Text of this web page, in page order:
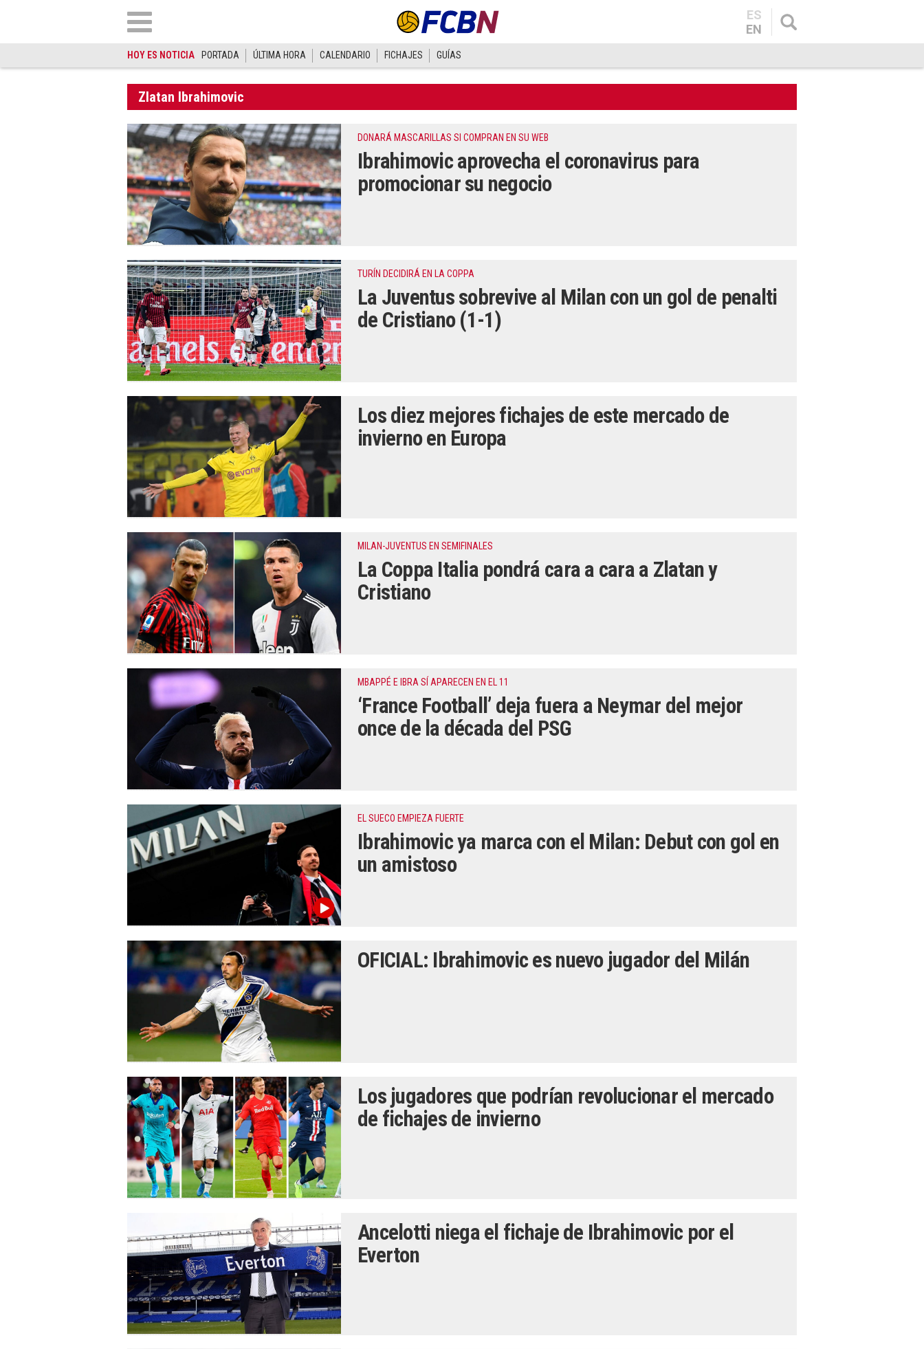
ES
EN
HOY ES NOTICIA PORTADA ÚLTIMA HORA CALENDARIO FICHAJES GUÍAS
Zlatan Ibrahimovic
DONARÁ MASCARILLAS SI COMPRAN EN SU WEB
Ibrahimovic aprovecha el coronavirus para
promocionar su negocio
TURÍN DECIDIRÁ EN LA COPPA
La Juventus sobrevive al Milan con un gol de penalti
de Cristiano (1-1)
Los diez mejores fichajes de este mercado de
invierno en Europa
MILAN-JUVENTUS EN SEMIFINALES
La Coppa Italia pondrá cara a cara a Zlatan y
Cristiano
MBAPPÉ E IBRA SÍ APARECEN EN EL 11
‘France Football’ deja fuera a Neymar del mejor
once de la década del PSG
EL SUECO EMPIEZA FUERTE
Ibrahimovic ya marca con el Milan: Debut con gol en
un amistoso
OFICIAL: Ibrahimovic es nuevo jugador del Milán
Los jugadores que podrían revolucionar el mercado
de fichajes de invierno
Ancelotti niega el fichaje de Ibrahimovic por el
Everton